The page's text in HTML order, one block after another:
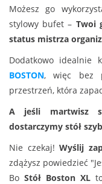
Możesz go
stylowy bufet – Twoi
status mistrza
Dodatkowo idealnie
BOSTON, więc bez
przestrzeń, która
A jeśli martwisz
dostarczymy stół
Nie czekaj!Wyślij
zdążysz powiedzieć
BoStół Boston XL